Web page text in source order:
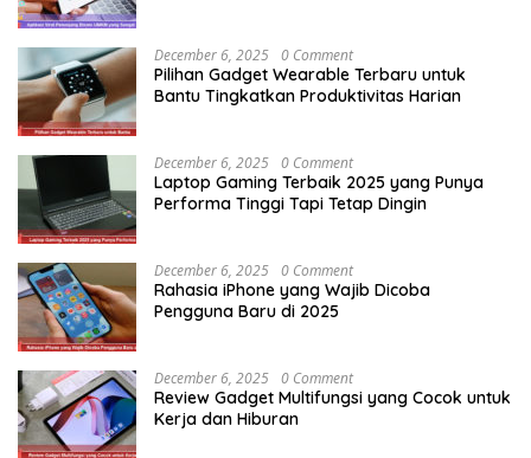
December 6, 2025 0 Comment
Pilihan Gadget Wearable Terbaru untuk
Bantu Tingkatkan Produktivitas Harian
December 6, 2025 0 Comment
Laptop Gaming Terbaik 2025 yang Punya
Performa Tinggi Tapi Tetap Dingin
December 6, 2025 0 Comment
Rahasia iPhone yang Wajib Dicoba
Pengguna Baru di 2025
December 6, 2025 0 Comment
Review Gadget Multifungsi yang Cocok untuk
Kerja dan Hiburan